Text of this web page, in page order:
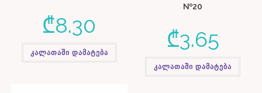
₾8.30
კალათაში დამატება
№20
₾3.65
კალათაში დამატება